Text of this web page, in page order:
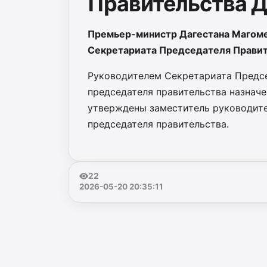
Премьер-министр Дагестана
Секретариата Председателя
Руководителем Секретариата
председателя правительства
утверждены заместитель
председателя правительства.
22
2026-05-20 20:35:11